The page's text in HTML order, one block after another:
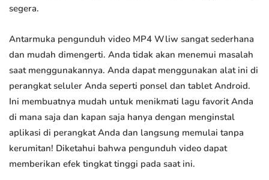
segera.
Antarmuka pengunduh video MP4 Wliw sangat sederhana
dan mudah dimengerti. Anda tidak akan menemui masalah
saat menggunakannya. Anda dapat menggunakan alat ini di
perangkat seluler Anda seperti ponsel dan tablet Android.
Ini membuatnya mudah untuk menikmati lagu favorit Anda
di mana saja dan kapan saja hanya dengan menginstal
aplikasi di perangkat Anda dan langsung memulai tanpa
kerumitan! Diketahui bahwa pengunduh video dapat
memberikan efek tingkat tinggi pada saat ini.